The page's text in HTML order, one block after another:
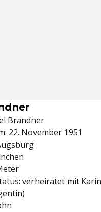
Brandner
22. November 1951
verheiratet mit